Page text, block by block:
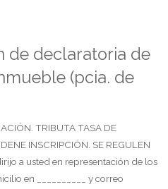
de declaratoria de
(pcia. de
TRIBUTA TASA DE
INSCRIPCIÓN. SE REGULEN
a usted en representación de los
en __________ y correo